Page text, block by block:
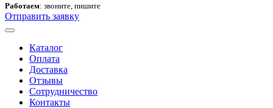
Работаем: звоните, пишите
Отправить заявку
Каталог
Оплата
Доставка
Отзывы
Сотрудничество
Контакты